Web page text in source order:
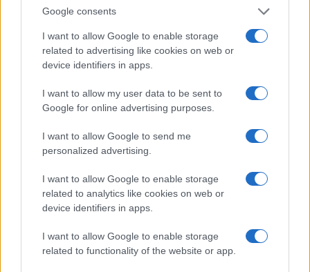
Google consents
I want to allow Google to enable storage
related to advertising like cookies on web or
device identifiers in apps.
I want to allow my user data to be sent to
Google for online advertising purposes.
I want to allow Google to send me
personalized advertising.
I want to allow Google to enable storage
related to analytics like cookies on web or
device identifiers in apps.
I want to allow Google to enable storage
related to functionality of the website or app.
NavCube3-mini: il ricevitore che rivoluzionerà la
navigazione lunare
PIÙ LETTI
The Griffin Incident: l’episodio horror di Star Trek:
Marketing online, SEO e AI: cosa devono fare le
aziende per restare visibili?